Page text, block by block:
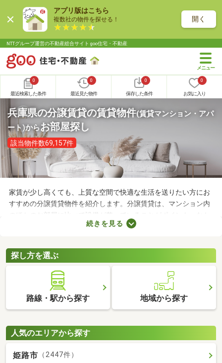
アプリ版はこちら
複数社の物件を探せる！ 開く
NTTグループ運営の不動産総合サイト goo住宅・不動産
0
最近検索した条件
0
最近見た物件
0
保存した条件
0
お気に入り
兵庫県の分譲賃貸の賃貸物件(賃貸マンション・アパ
ート)からお部屋探し
該当物件数69,157件
家賃が少し高くても、上質な空間で快適な生活を送りたい方にお
すすめの分譲賃貸物件を紹介します。分譲賃貸は、マンション内
のほかのお部屋に比べて設備が整っていることがポイント。なか
には高級感のある内装に整えられた物件もあるので、グレードの
貸物件のなかから、気になるお部屋を見つけてくださいね。
続きを見る
探し方を選ぶ
路線・駅から探す 地域から探す
人気のエリアから探す
姫路市 （2447件）